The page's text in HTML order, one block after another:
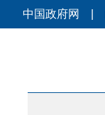
中国政府网